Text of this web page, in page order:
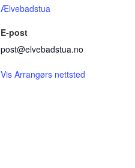
Ælvebadstua
E-post
post@elvebadstua.no
Vis Arrangørs nettsted